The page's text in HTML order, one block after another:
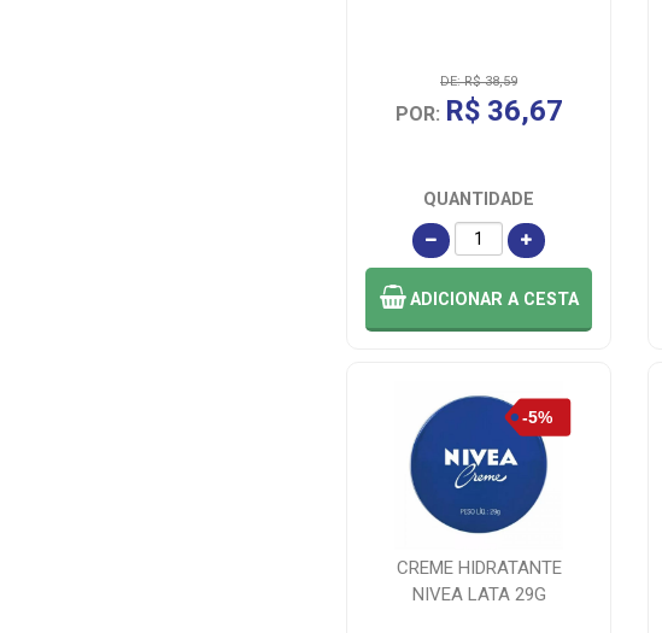
DE: R$ 38,59
POR: R$ 36,67
QUANTIDADE
ADICIONAR A CESTA
CREME HIDRATANTE
NIVEA LATA 29G